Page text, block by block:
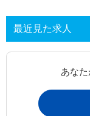
最近見た求人
あな